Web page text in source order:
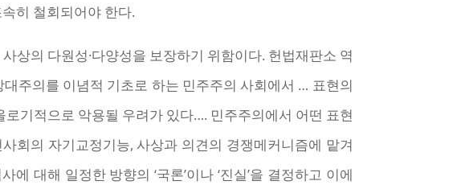
히 철회되어야 한다.
상의 다원성·다양성을 보장하기 위함이다. 헌법재판소 역
주의를 이념적 기초로 하는 민주주의 사회에서 … 표현의
기적으로 악용될 우려가 있다…. 민주주의에서 어떤 표현
회의 자기교정기능, 사상과 의견의 경쟁메커니즘에 맡겨
대해 일정한 방향의 ‘국론’이나 ‘진실’을 결정하고 이에